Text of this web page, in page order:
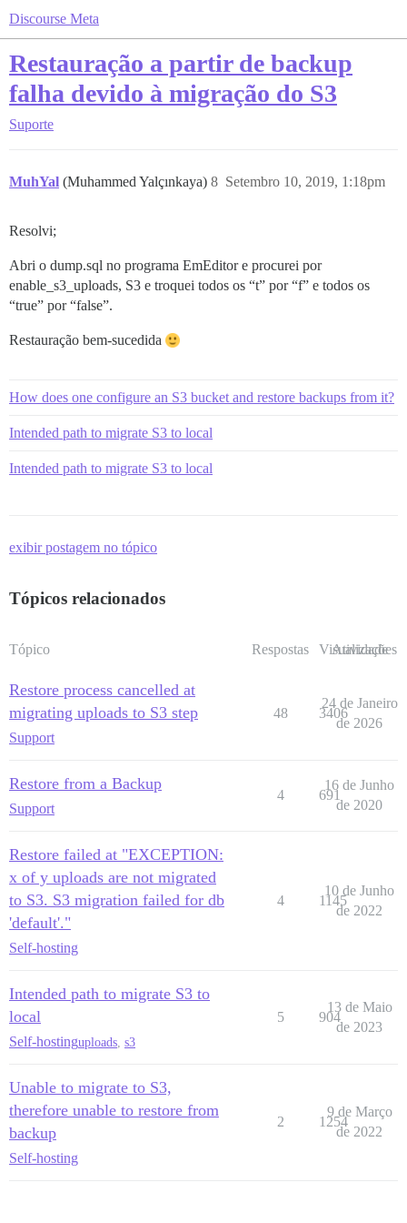
Discourse Meta
Restauração a partir de backup
falha devido à migração do S3
Suporte
MuhYal (Muhammed Yalçınkaya) Setembro 10, 2019, 1:18pm
8
Resolvi;
Abri o dump.sql no programa EmEditor e procurei por
enable_s3_uploads, S3 e troquei todos os “t” por “f” e todos os
“true” por “false”.
Restauração bem-sucedida
How does one configure an S3 bucket and restore backups from it?
Intended path to migrate S3 to local
Intended path to migrate S3 to local
exibir postagem no tópico
Tópicos relacionados
Tópico Respostas Visualizações
Atividade
Restore process cancelled at
migrating uploads to S3 step
Support
48 3406
24 de Janeiro
de 2026
Restore from a Backup
Support
4 691
16 de Junho
de 2020
Restore failed at "EXCEPTION:
x of y uploads are not migrated
to S3. S3 migration failed for db
'default'."
Self-hosting
4 1145
10 de Junho
de 2022
Intended path to migrate S3 to
local
Self-hostinguploads s3
5 904
13 de Maio
de 2023
Unable to migrate to S3,
therefore unable to restore from
backup
Self-hosting
2 1254
9 de Março
de 2022